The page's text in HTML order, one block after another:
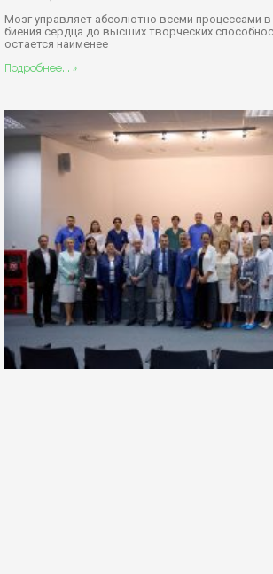
Мозг управляет абсолютно всеми процессами
биения сердца до высших творческих
остается наименее
Подробнее... »